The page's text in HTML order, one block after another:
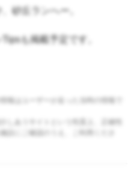
砂丘ランへー。
も掲載予定です。
報はユーザーが走った当時の情報で
しあうサイトという性質上、正確性
設にご確認のうえ、ご利用くださ